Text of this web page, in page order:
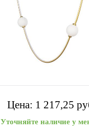
Цена: 1 217,25
Уточняйте наличие у